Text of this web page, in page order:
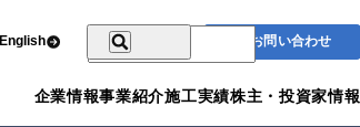
English お問い合わせ
企業情報事業紹介施工実績株主・投資家情報